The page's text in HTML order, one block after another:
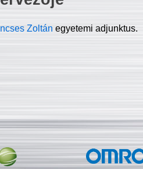
Zoltán egyetemi adjunktus.